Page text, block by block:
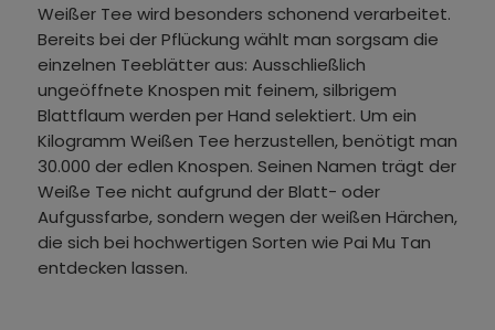
Weißer Tee wird besonders schonend verarbeitet.
Bereits bei der Pflückung wählt man sorgsam die
einzelnen Teeblätter aus: Ausschließlich
ungeöffnete Knospen mit feinem, silbrigem
Blattflaum werden per Hand selektiert. Um ein
Kilogramm Weißen Tee herzustellen, benötigt man
30.000 der edlen Knospen. Seinen Namen trägt der
Weiße Tee nicht aufgrund der Blatt- oder
Aufgussfarbe, sondern wegen der weißen Härchen,
die sich bei hochwertigen Sorten wie Pai Mu Tan
entdecken lassen.